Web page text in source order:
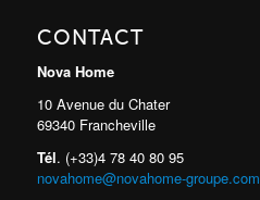
CONTACT
Nova Home
10 Avenue du Chater
69340 Francheville
Tél. (+33)4 78 40 80 95
novahome@novahome-groupe.com